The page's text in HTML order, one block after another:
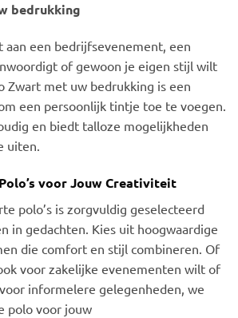
bedrukking
aan een bedrijfsevenement, een
of gewoon je eigen stijl wilt
Zwart met uw bedrukking is een
een persoonlijk tintje toe te voegen.
en biedt talloze mogelijkheden
uiten.
voor Jouw Creativiteit
polo’s is zorgvuldig geselecteerd
in gedachten. Kies uit hoogwaardige
die comfort en stijl combineren. Of
voor zakelijke evenementen wilt of
informelere gelegenheden, we
polo voor jouw